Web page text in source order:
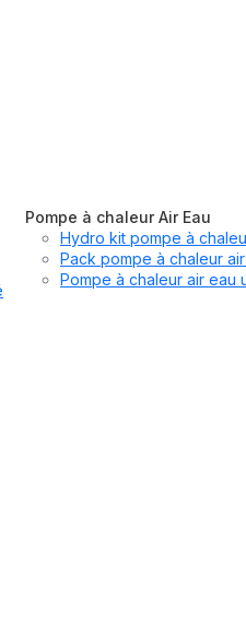
Pompe à chaleur Air Eau
Hydro kit pompe à
Pack pompe à chaleur
Pompe à chaleur air eau